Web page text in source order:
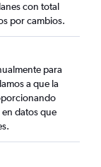
con total
por cambios.
para
a que la
datos que